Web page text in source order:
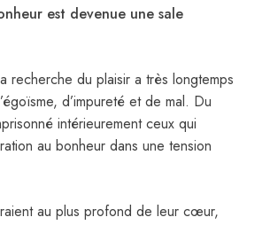
est devenue une sale
recherche du plaisir a très longtemps
d’impureté et de mal. Du
intérieurement ceux qui
au bonheur dans une tension
au plus profond de leur cœur,